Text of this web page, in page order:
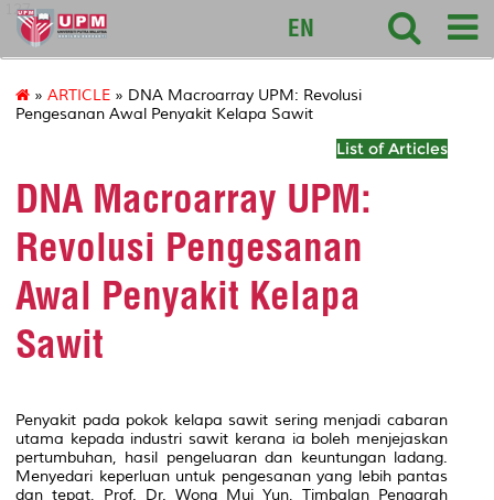
127
EN
» ARTICLE » DNA Macroarray UPM: Revolusi
Pengesanan Awal Penyakit Kelapa Sawit
List of Articles
DNA Macroarray UPM:
Revolusi Pengesanan
Awal Penyakit Kelapa
Sawit
Penyakit pada pokok kelapa sawit sering menjadi cabaran
utama kepada industri sawit kerana ia boleh menjejaskan
pertumbuhan, hasil pengeluaran dan keuntungan ladang.
Menyedari keperluan untuk pengesanan yang lebih pantas
dan tepat, Prof. Dr. Wong Mui Yun, Timbalan Pengarah